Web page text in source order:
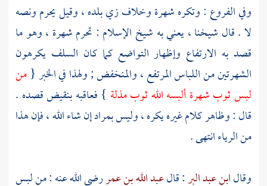
وفي الفروع : وتكره شهرة وخلاف زي بلده ، وقيل يحرم ونصه
لا . قال شيخنا ، يعني به شيخ الإسلام : تحرم شهرة ، وهو ما
قصد به الارتفاع وإظهار التواضع كما كان السلف يكرهون
الشهرتين من اللباس المرتفع ، والمنخفض ; ولهذا في الخبر {من
لبس ثوب شهرة ألبسه الله ثوب مذلة } فعاقبه بنقيض قصده .
قال : وظاهر كلام غيره يكره ، وليس بمراد إن شاء الله ، فإن هذا
من الرياء انتهى .
وقالابن عبد البر: قالعبد الله بن عمررضي الله عنه : من لبس